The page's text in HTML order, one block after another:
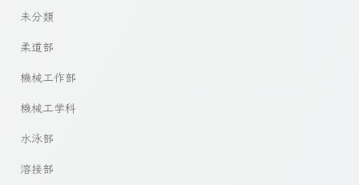
未分類
柔道部
機械工作部
機械工学科
水泳部
溶接部